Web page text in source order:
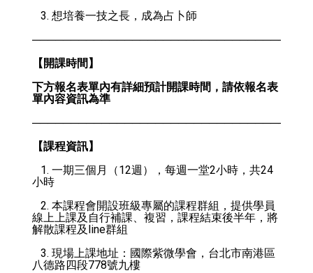
   3. 想培養一技之長，成為占卜師
【開課時間】
下方報名表單內有詳細預計開課時間，請依報名表
單內容資訊為準
【課程資訊】
小時
   2. 本課程會開設班級專屬的課程群組，提供學員
線上上課及自行補課、複習，課程結束後半年，將
解散課程及line群組
   3. 現場上課地址：國際紫微學會，台北市南港區
八德路四段778號九樓